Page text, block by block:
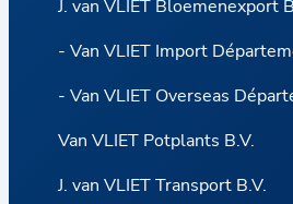
J. van VLIET Bloemenexport
- Van VLIET Import
- Van VLIET Overseas
Van VLIET Potplants B.V.
J. van VLIET Transport B.V.